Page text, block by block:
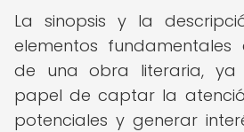
La sinopsis y la
elementos
de una obra literaria, ya
papel de captar la
potenciales y generar